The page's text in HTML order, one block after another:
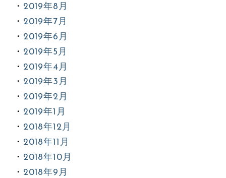
2019年8月
2019年7月
2019年6月
2019年5月
2019年4月
2019年3月
2019年2月
2019年1月
2018年12月
2018年11月
2018年10月
2018年9月